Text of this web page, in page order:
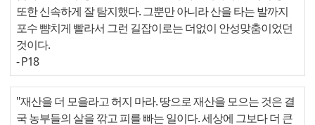
또한 신속하게 잘 탐지했다. 그뿐만 아니라 산을 타는 발까지
포수 뺨치게 빨라서 그런 길잡이로는 더없이 안성맞춤이었던
것이다.
- P18
"재산을 더 모을라고 허지 마라. 땅으로 재산을 모으는 것은 결
국 농부들의 살을 깎고 피를 빠는 일이다. 세상에 그보다 더 큰